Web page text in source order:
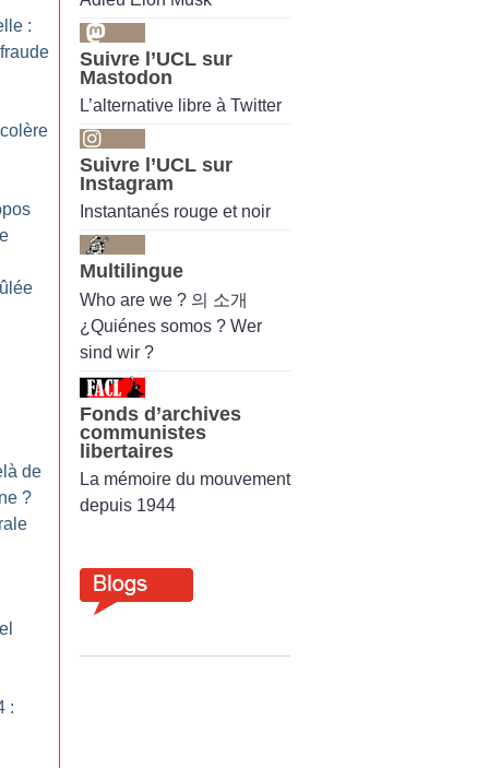
:
de
?
:
Suivre l’UCL sur
Mastodon
L’alternative libre à Twitter
Suivre l’UCL sur
Instagram
Instantanés rouge et noir
Multilingue
Who are we ? 의 소개
¿Quiénes somos ? Wer
sind wir ?
Fonds d’archives
communistes
libertaires
La mémoire du mouvement
depuis 1944